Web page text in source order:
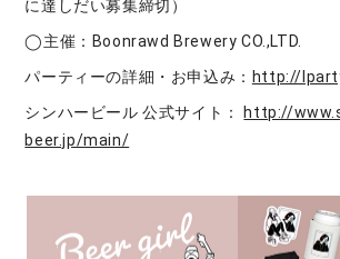
に達しだい募集締切）
◯主催：Boonrawd Brewery CO.,LTD.
パーティーの詳細・お申込み： http://
シンハービール 公式サイト：
http://
beer.jp/main/